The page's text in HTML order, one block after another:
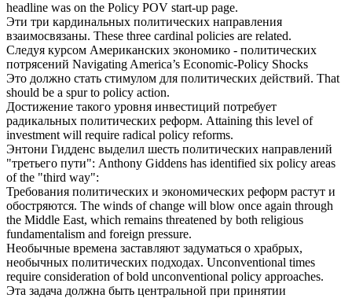
headline was on the Policy POV start-up page.
Эти три кардинальных политических направления
взаимосвязаны. These three cardinal policies are related.
Следуя курсом Американских экономико - политических
потрясений Navigating America’s Economic-Policy Shocks
Это должно стать стимулом для политических действий. That
should be a spur to policy action.
Достижение такого уровня инвестиций потребует
радикальных политических реформ. Attaining this level of
investment will require radical policy reforms.
Энтони Гидденс выделил шесть политических направлений
"третьего пути": Anthony Giddens has identified six policy areas
of the "third way":
Требования политических и экономических реформ растут и
обостряются. The winds of change will blow once again through
the Middle East, which remains threatened by both religious
fundamentalism and foreign pressure.
Необычные времена заставляют задуматься о храбрых,
необычных политических подходах. Unconventional times
require consideration of bold unconventional policy approaches.
Эта задача должна быть центральной при принятии